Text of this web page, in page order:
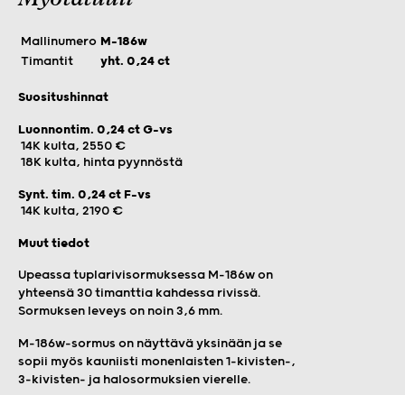
Mallinumero M-186w
Timantit
yht. 0,24 ct
Suositushinnat
Luonnontim. 0,24 ct G-vs
14K kulta, 2550 €
18K kulta, hinta pyynnöstä
Synt. tim. 0,24 ct F-vs
14K kulta, 2190 €
Muut tiedot
Upeassa tuplarivisormuksessa M-186w on
yhteensä 30 timanttia kahdessa rivissä.
Sormuksen leveys on noin 3,6 mm.
M-186w-sormus on näyttävä yksinään ja se
sopii myös kauniisti monenlaisten 1-kivisten-,
3-kivisten- ja halosormuksien vierelle.